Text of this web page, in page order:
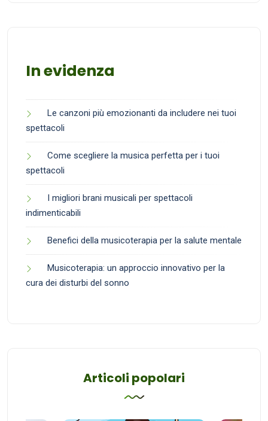
In evidenza
Le canzoni più emozionanti da includere nei tuoi
spettacoli
Come scegliere la musica perfetta per i tuoi
spettacoli
I migliori brani musicali per spettacoli
indimenticabili
Benefici della musicoterapia per la salute mentale
Musicoterapia: un approccio innovativo per la
cura dei disturbi del sonno
Articoli popolari